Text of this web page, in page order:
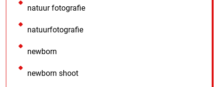
natuur fotografie
natuurfotografie
newborn
newborn shoot